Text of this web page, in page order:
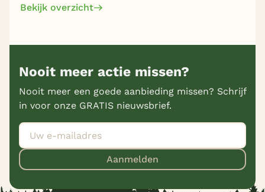
Bekijk overzicht
Nooit meer actie missen?
Nooit meer een goede aanbieding missen? Schrijf
in voor onze GRATIS nieuwsbrief.
Aanmelden